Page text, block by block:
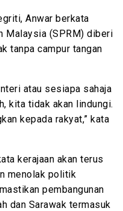
Anwar berkata
Malaysia (SPRM) diberi
tanpa campur tangan
atau sesiapa sahaja
kita tidak akan lindungi.
kepada rakyat,” kata
kerajaan akan terus
menolak politik
pembangunan
dan Sarawak termasuk